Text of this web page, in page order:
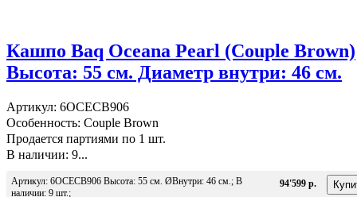
Кашпо Baq Oceana Pearl (Couple Brown)
Высота: 55 см. Диаметр внутри: 46 см.
Артикул: 6OCECB906
Особенность: Couple Brown
Продается партиями по 1 шт.
В наличии: 9...
Артикул: 6OCECB906 Высота: 55 см. ØВнутри: 46 см.; В
наличии: 9 шт.;
94'599 р.